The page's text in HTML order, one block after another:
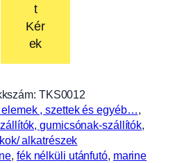
t
Kér
ek
TKS0012
, szettek és egyéb…
gumicsónak-szállítók
alkatrészek
fék nélküli utánfutó, marine